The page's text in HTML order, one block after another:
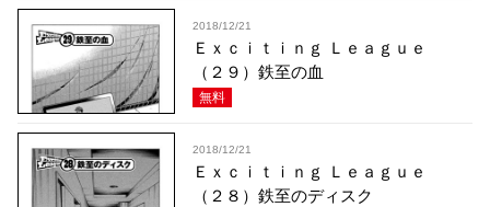
2018/12/21
Ｅｘｃｉｔｉｎｇ Ｌｅａｇｕｅ
（２９）鉄至の血
無料
2018/12/21
Ｅｘｃｉｔｉｎｇ Ｌｅａｇｕｅ
（２８）鉄至のディスク